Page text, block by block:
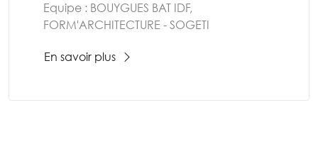
Equipe : BOUYGUES BAT IDF,
FORM'ARCHITECTURE - SOGETI
En savoir plus